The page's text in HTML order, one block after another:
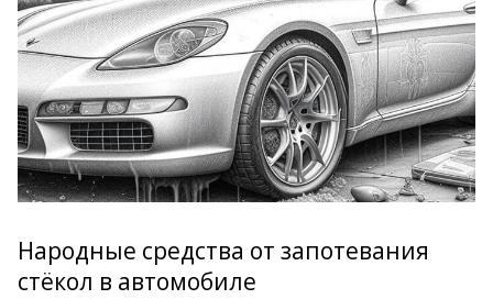
Народные средства от запотевания
стёкол в автомобиле